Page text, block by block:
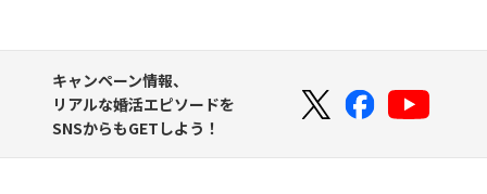
キャンペーン情報、
リアルな婚活エピソードを
SNSからもGETしよう！